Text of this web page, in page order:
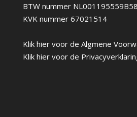
BTW nummer NL001195559B58
KVK nummer 67021514
Klik hier voor de Algmene
Klik hier voor de